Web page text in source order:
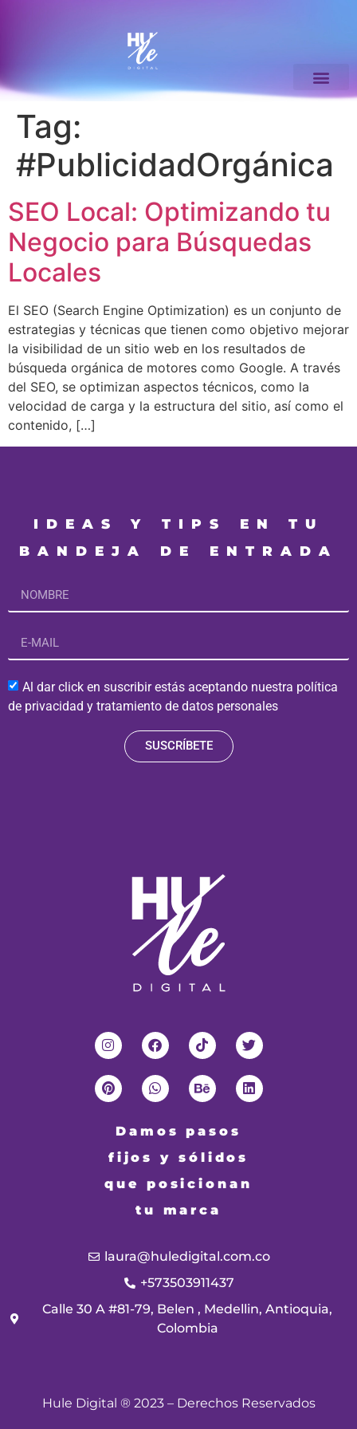
Tag:
#PublicidadOrgánica
SEO Local: Optimizando tu
Negocio para Búsquedas
Locales
El SEO (Search Engine Optimization) es un conjunto de
estrategias y técnicas que tienen como objetivo mejorar
la visibilidad de un sitio web en los resultados de
búsqueda orgánica de motores como Google. A través
del SEO, se optimizan aspectos técnicos, como la
velocidad de carga y la estructura del sitio, así como el
contenido, […]
IDEAS Y TIPS EN TU
BANDEJA DE ENTRADA
Al dar click en suscribir estás aceptando nuestra política
de privacidad y tratamiento de datos personales
SUSCRÍBETE
Damos pasos
fijos y sólidos
que posicionan
tu marca
laura@huledigital.com.co
+573503911437
Calle 30 A #81-79, Belen , Medellin, Antioquia,
Colombia
Hule Digital ® 2023 – Derechos Reservados